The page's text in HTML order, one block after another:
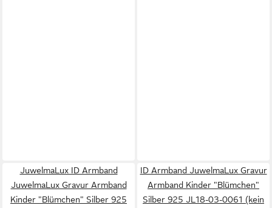
JuwelmaLux ID Armband
JuwelmaLux Gravur Armband
Kinder "Blümchen" Silber 925
ID Armband JuwelmaLux Gravur
Armband Kinder "Blümchen"
Silber 925 JL18-03-0061 (kein